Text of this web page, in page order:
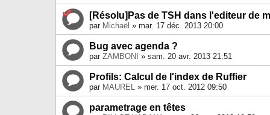
[Résolu]Pas de TSH dans l'editeur de
par Michaël » mar. 17 déc. 2013 20:00
Bug avec agenda ?
par ZAMBONI » sam. 20 avr. 2013 21:51
Profils: Calcul de l'index de Ruffier
par MAUREL » mer. 17 oct. 2012 09:50
parametrage en têtes